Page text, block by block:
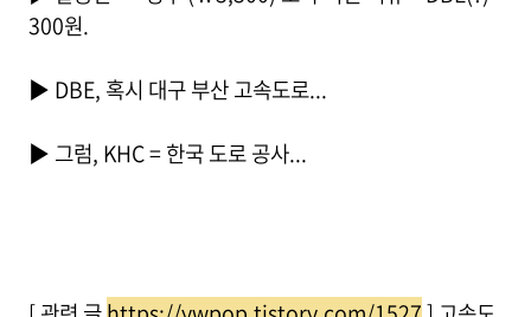
300원.
▶ DBE, 혹시 대구 부산 고속도로...
▶ 그럼, KHC = 한국 도로 공사...